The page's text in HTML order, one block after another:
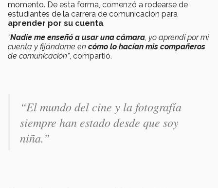
momento. De esta forma, comenzó a rodearse de
estudiantes de la carrera de comunicación para
aprender por su cuenta.
“Nadie me enseñó a usar una cámara, yo aprendí por mi
cuenta y fijándome en cómo lo hacían mis compañeros
de comunicación”, compartió.
“El mundo del cine y la fotografía
siempre han estado desde que soy
niña.”